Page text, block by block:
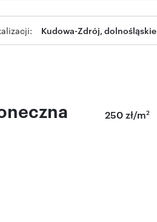
Kudowa-Zdrój, dolnośląskie
250 zł/m2